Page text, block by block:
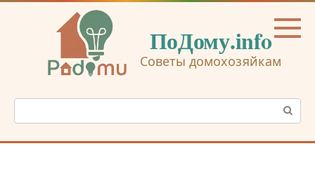
Перейти
ПоДому.info
Советы домохозяйкам
Поиск: